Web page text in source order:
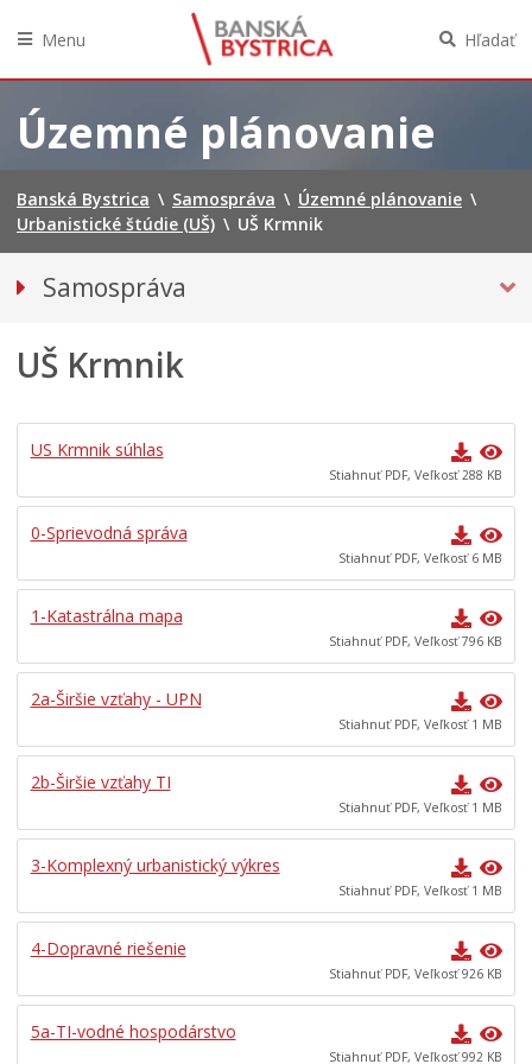
obsah
Menu Hľadať
Územné plánovanie
Banská Bystrica \ Samospráva \ Územné plánovanie \
Urbanistické štúdie (UŠ) \ UŠ Krmnik
Samospráva
Referendum 2026
Hlavný kontrolór mesta
Mestská rada
Komisie, výbory a rady
Zasadnutia
Iniciatíva pre Otvorené vládnutie (OGP)
Úradná tabuľa
Dokumenty mesta
Mestská polícia Banská Bystrica
Organizácie zriadené a založené mestom
Regionálny rozvoj
Udržateľný mestský rozvoj
ÚZEMNÉ PLÁNOVANIE
Súťažný dialóg Námestie slobody v Banskej Bystrici
UŠ Krmnik
US Krmnik súhlas
Stiahnuť PDF, Veľkosť 288 KB
0-Sprievodná správa
Stiahnuť PDF, Veľkosť 6 MB
1-Katastrálna mapa
Stiahnuť PDF, Veľkosť 796 KB
2a-Širšie vzťahy - UPN
Stiahnuť PDF, Veľkosť 1 MB
2b-Širšie vzťahy TI
Stiahnuť PDF, Veľkosť 1 MB
3-Komplexný urbanistický výkres
Stiahnuť PDF, Veľkosť 1 MB
4-Dopravné riešenie
Stiahnuť PDF, Veľkosť 926 KB
5a-TI-vodné hospodárstvo
Stiahnuť PDF, Veľkosť 992 KB